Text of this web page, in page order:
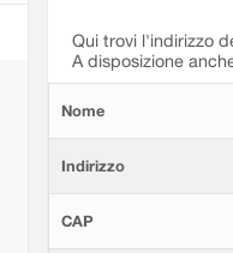
Qui trovi l'indirizzo
A disposizione
Nome
Indirizzo
CAP